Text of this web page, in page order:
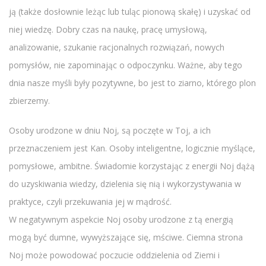
ją (także dosłownie leżąc lub tuląc pionową skałę) i uzyskać od
niej wiedzę. Dobry czas na naukę, pracę umysłową,
analizowanie, szukanie racjonalnych rozwiązań, nowych
pomysłów, nie zapominając o odpoczynku. Ważne, aby tego
dnia nasze myśli były pozytywne, bo jest to ziarno, którego plon
zbierzemy.
Osoby urodzone w dniu Noj, są poczęte w Toj, a ich
przeznaczeniem jest Kan. Osoby inteligentne, logicznie myślące,
pomysłowe, ambitne. Świadomie korzystając z energii Noj dążą
do uzyskiwania wiedzy, dzielenia się nią i wykorzystywania w
praktyce, czyli przekuwania jej w mądrość.
W negatywnym aspekcie Noj osoby urodzone z tą energią
mogą być dumne, wywyższające się, mściwe. Ciemna strona
Noj może powodować poczucie oddzielenia od Ziemi i